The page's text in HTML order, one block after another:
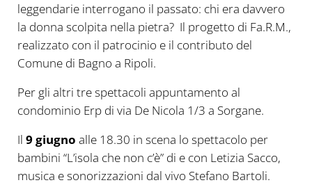
leggendarie interrogano il passato: chi era davvero
la donna scolpita nella pietra? Il progetto di Fa.R.M.,
realizzato con il patrocinio e il contributo del
Comune di Bagno a Ripoli.
Per gli altri tre spettacoli appuntamento al
condominio Erp di via De Nicola 1/3 a Sorgane.
Il 9 giugno alle 18.30 in scena lo spettacolo per
bambini “L’isola che non c’è” di e con Letizia Sacco,
musica e sonorizzazioni dal vivo Stefano Bartoli.